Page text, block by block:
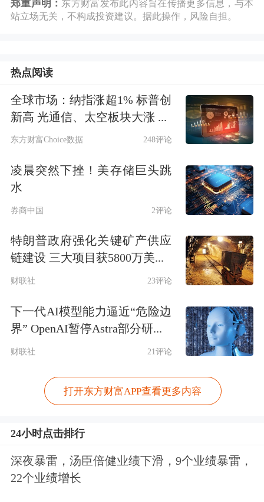
门，真不错。”近日，江苏泰州市海陵
气灶，高兴得合不拢嘴。
之前，宋乃亿家的燃气灶已经用了快10
个年头，得知周边门店提供上门“送新
换购新家电的需求。门店经理韦刚随即
联系回收企业，一同上门评估燃气灶使
新凭证完成收旧操作。
广东广州市番禺区沙湾街道古坝西村居
民余鉴清也享受到了家电以旧换新政策
的红利。前不久，余鉴清在沙园家电商
场市桥店购买了一台3匹的圆柱形立式
空调，替换了家里用了10多年的定频柜
式旧空调。“安上新空调，电费省不
少！”吹着凉风看电视、吃西瓜，余大
姐好不惬意。
在这一轮的以旧换新中，政策补贴发生
郑重声明： 东方财富发布此内容旨在传播更多信息，与本
站立场无关，不构成投资建议。据此操作，风险自担。
热点阅读
全球市场：纳指涨超1% 标普创
新高 光通信、太空板块大涨 ...
东方财富Choice数据 248评论
凌晨突然下挫！美存储巨头跳
水
券商中国 2评论
特朗普政府强化关键矿产供应
链建设 三大项目获5800万美...
财联社 23评论
下一代AI模型能力逼近“危险边
界” OpenAI暂停Astra部分研...
财联社 21评论
打开东方财富APP查看更多内容
24小时点击排行
深夜暴雷，汤臣倍健业绩下滑，9个业绩暴雷，
22个业绩增长